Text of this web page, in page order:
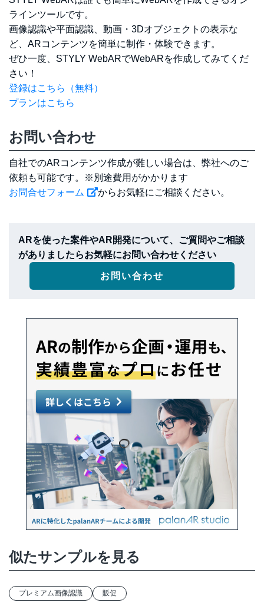
ラインツールです。
画像認識や平面認識、動画・3Dオブジェクトの表示な
ど、ARコンテンツを簡単に制作・体験できます。
ぜひ一度、STYLY WebARでWebARを作成してみてくだ
さい！
登録はこちら（無料）
プランはこちら
お問い合わせ
自社でのARコンテンツ作成が難しい場合は、弊社へのご
依頼も可能です。※別途費用がかかります
お問合せフォーム
からお気軽にご相談ください。
ARを使った案件やAR開発について、ご質問やご相談
がありましたらお気軽にお問い合わせください
お問い合わせ
似たサンプルを見る
プレミアム画像認識 販促